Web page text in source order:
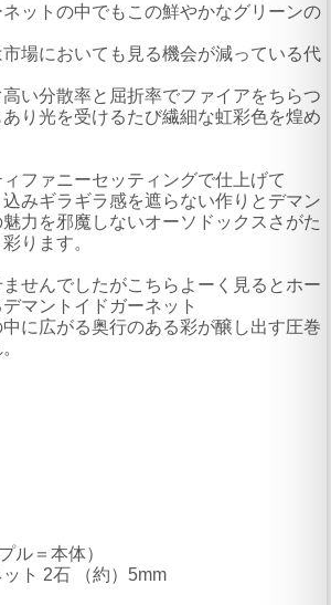
ットの中でもこの鮮やかなグリーンの
場においても見る機会が減っている代
い分散率と屈折率でファイアをちらつ
り光を受けるたび繊細な虹彩色を煌め
ファニーセッティングで仕上げて
みギラギラ感を遮らない作りとデマン
魅力を邪魔しないオーソドックスさがた
ります。
せんでしたがこちらよーく見るとホー
マントイドガーネット
に広がる奥行のある彩が醸し出す圧巻
ル＝本体）
ト 2石 （約）5mm